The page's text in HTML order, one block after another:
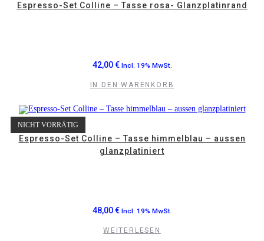
Espresso-Set Colline – Tasse rosa- Glanzplatinrand
42,00€ Incl. 19% MwSt.
IN DEN WARENKORB
NICHT VORRÄTIG
Espresso-Set Colline – Tasse himmelblau – aussen
glanzplatiniert
48,00€ Incl. 19% MwSt.
WEITERLESEN